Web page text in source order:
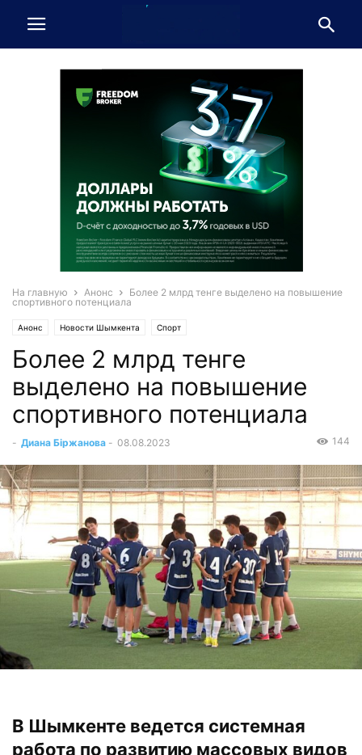
На главную Анонс
Более 2 млрд тенге выделено на повышение
спортивного потенциала
Анонс Новости Шымкента Спорт
Более 2 млрд тенге
выделено на повышение
спортивного потенциала
- Диана Біржанова - 08.08.2023 144
В Шымкенте ведется системная
работа по развитию массовых видов